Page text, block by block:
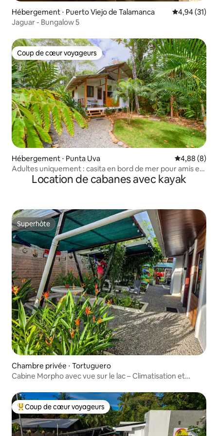
Hébergement ⋅ Puerto Viejo de Talamanca Évaluation
4,94 (31)
Jaguar - Bungalow 5
Coup de cœur voyageurs
Coup de cœur voyageurs
Hébergement ⋅ Punta Uva Évaluation
4,88 (8)
Adultes uniquement : casita en bord de mer pour amis et
familleLocation de cabanes avec kayak
Superhôte
Superhôte
Chambre privée ⋅ Tortuguero
Cabine Morpho avec vue sur le lac – Climatisation et
Coups de cœur voyageurs les plus appréciés
Coup de cœur voyageurs